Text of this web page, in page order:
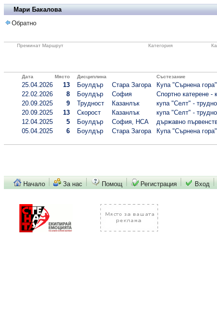
Мари Бакалова
Обратно
Преминат Маршрут Категория
Дата Място Дисциплина Състезание
25.04.2026 13 Боулдър Стара Загора
Купа "Сърнена
22.02.2026
8 Боулдър София
Спортно катерене
20.09.2025
9 Трудност Казанлък
купа "Селт" -
20.09.2025
13 Скорост Казанлък
купа "Селт" -
12.04.2025
5 Боулдър София, НСА
държавно
05.04.2025
6 Боулдър Стара Загора Купа "Сърнена
Начало За нас Помощ Регистрация Вход